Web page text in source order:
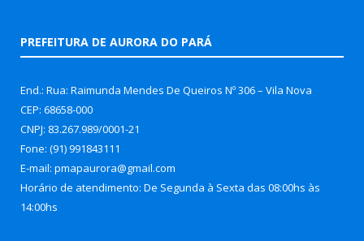
PREFEITURA DE AURORA DO PARÁ
End.: Rua: Raimunda Mendes De Queiros Nº 306 – Vila Nova
CEP: 68658-000
CNPJ: 83.267.989/0001-21
Fone: (91) 991843111
E-mail: pmapaurora@gmail.com
Horário de atendimento: De Segunda à Sexta das 08:00hs às
14:00hs